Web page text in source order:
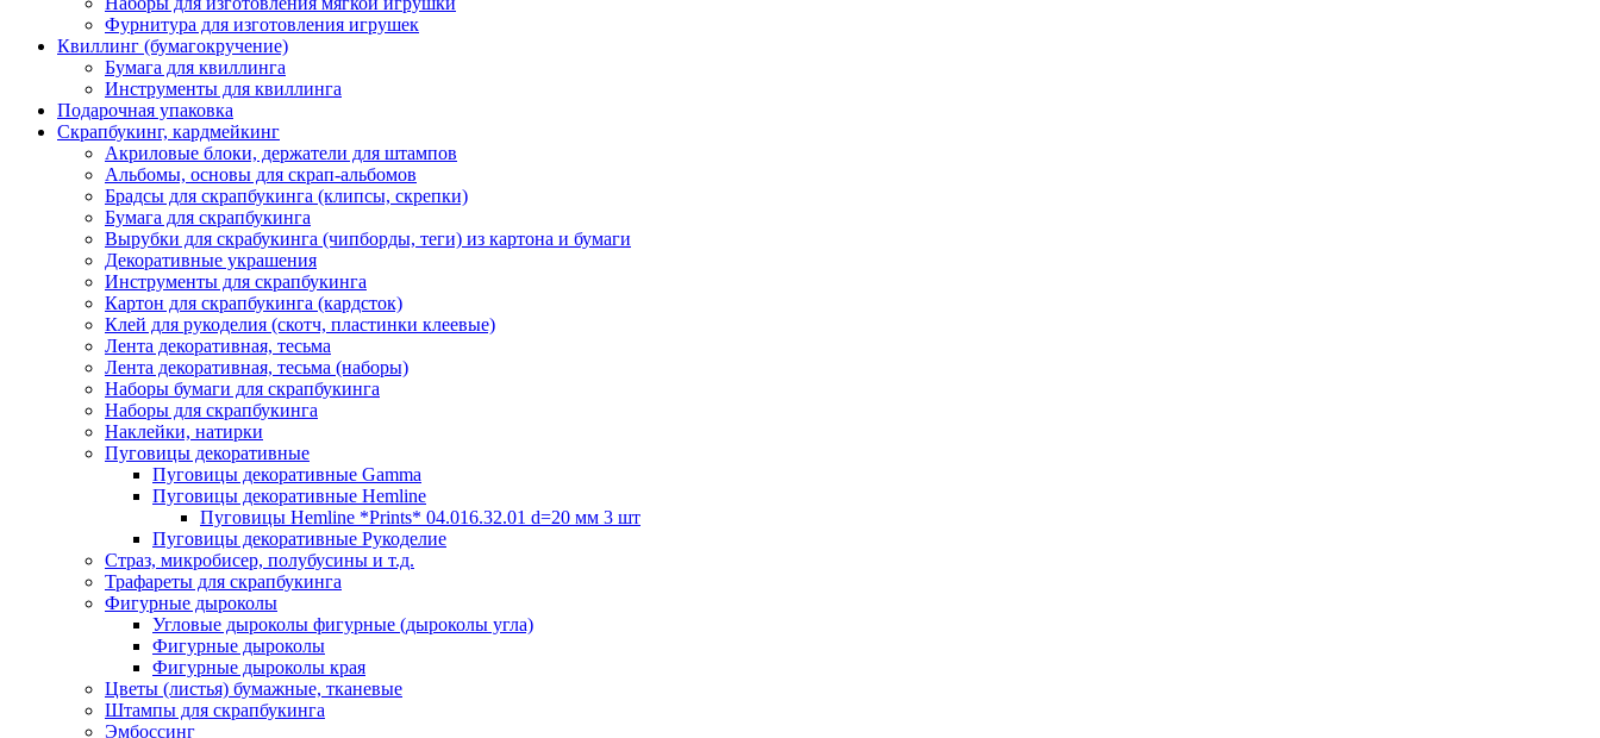
Фурнитура для изготовления игрушек
Квиллинг (бумагокручение)
Бумага для квиллинга
Инструменты для квиллинга
Подарочная упаковка
Скрапбукинг, кардмейкинг
Акриловые блоки, держатели для штампов
Альбомы, основы для скрап-альбомов
Брадсы для скрапбукинга (клипсы, скрепки)
Бумага для скрапбукинга
Вырубки для скрабукинга (чипборды, теги) из картона и бумаги
Декоративные украшения
Инструменты для скрапбукинга
Картон для скрапбукинга (кардсток)
Клей для рукоделия (скотч, пластинки клеевые)
Лента декоративная, тесьма
Лента декоративная, тесьма (наборы)
Наборы бумаги для скрапбукинга
Наборы для скрапбукинга
Наклейки, натирки
Пуговицы декоративные
Пуговицы декоративные Gamma
Пуговицы декоративные Hemline
Пуговицы Hemline *Prints* 04.016.32.01 d=20 мм 3 шт
Пуговицы декоративные Рукоделие
Страз, микробисер, полубусины и т.д.
Трафареты для скрапбукинга
Фигурные дыроколы
Угловые дыроколы фигурные (дыроколы угла)
Фигурные дыроколы
Фигурные дыроколы края
Цветы (листья) бумажные, тканевые
Штампы для скрапбукинга
Эмбоссинг